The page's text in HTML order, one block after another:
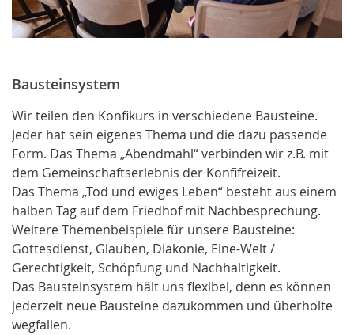
Bausteinsystem
Wir teilen den Konfikurs in verschiedene Bausteine.
Jeder hat sein eigenes Thema und die dazu passende
Form. Das Thema „Abendmahl“ verbinden wir z.B. mit
dem Gemeinschaftserlebnis der Konfifreizeit.
Das Thema „Tod und ewiges Leben“ besteht aus einem
halben Tag auf dem Friedhof mit Nachbesprechung.
Weitere Themenbeispiele für unsere Bausteine:
Gottesdienst, Glauben, Diakonie, Eine-Welt /
Gerechtigkeit, Schöpfung und Nachhaltigkeit.
Das Bausteinsystem hält uns flexibel, denn es können
jederzeit neue Bausteine dazukommen und überholte
wegfallen.